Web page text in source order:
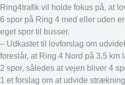
Ring4trafik vil holde fokus på, at
6 spor på Ring 4 med eller uden
eget spor til busser.
– Udkastet til lovforslag om
foreslår, at Ring 4 Nord på 3,5
2 spor, således at vejen bliver 4
1 et forslag om at udvide